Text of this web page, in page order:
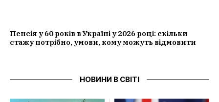
Пенсія у 60 років в Україні у 2026 році: скільки
стажу потрібно, умови, кому можуть відмовити
НОВИНИ В СВІТІ